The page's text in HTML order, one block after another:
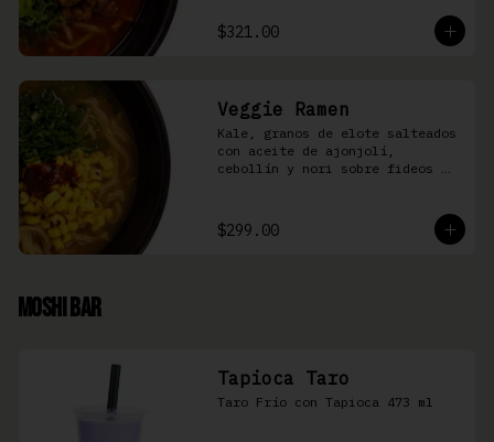
$321.00
Veggie Ramen
Kale, granos de elote salteados
con aceite de ajonjolí,
cebollín y nori sobre fideos
$299.00
Moshi Bar
Tapioca Taro
Taro Frío con Tapioca 473 ml